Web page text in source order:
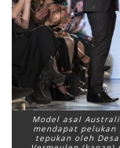
Model asal
mendapat
tepukan oleh